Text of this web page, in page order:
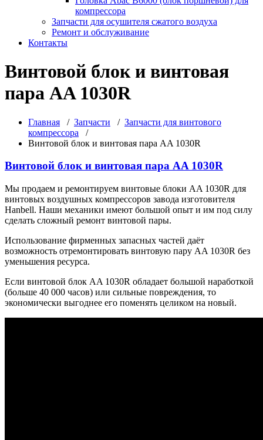
компрессора
Запчасти для осушителя сжатого воздуха
Ремонт и обслуживание
Контакты
Винтовой блок и винтовая
пара AA 1030R
Главная / Запчасти / Запчасти для винтового
компрессора /
Винтовой блок и винтовая пара AA 1030R
Винтовой блок и винтовая пара AA 1030R
Мы продаем и ремонтируем винтовые блоки AA 1030R для
винтовых воздушных компрессоров завода изготовителя
Hanbell. Наши механики имеют большой опыт и им под силу
сделать сложный ремонт винтовой пары.
Использование фирменных запасных частей даёт
возможность отремонтировать винтовую пару AA 1030R без
уменьшения ресурса.
Если винтовой блок AA 1030R обладает большой наработкой
(больше 40 000 часов) или сильные повреждения, то
экономически выгоднее его поменять целиком на новый.